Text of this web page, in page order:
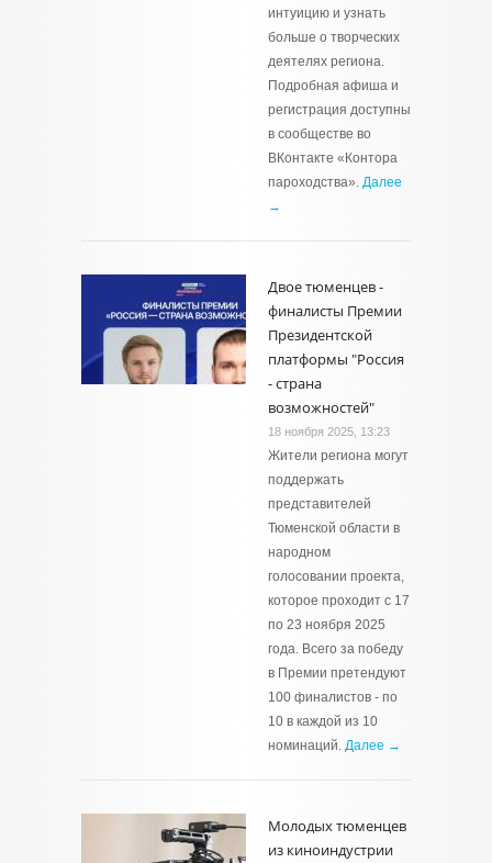
интуицию и узнать
больше о творческих
деятелях региона.
Подробная афиша и
регистрация доступны
в сообществе во
ВКонтакте «Контора
пароходства». Далее
→
Двое тюменцев -
финалисты Премии
Президентской
платформы "Россия
- страна
возможностей"
18 ноября 2025, 13:23
Жители региона могут
поддержать
представителей
Тюменской области в
народном
голосовании проекта,
которое проходит с 17
по 23 ноября 2025
года. Всего за победу
в Премии претендуют
100 финалистов - по
10 в каждой из 10
номинаций. Далее →
Молодых тюменцев
из киноиндустрии